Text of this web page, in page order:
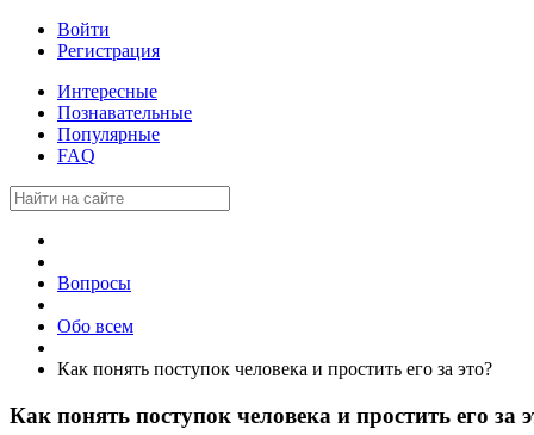
Войти
Регистрация
Интересные
Познавательные
Популярные
FAQ
Вопросы
Обо всем
Как понять поступок человека и простить его за это?
Как понять поступок человека и простить его за